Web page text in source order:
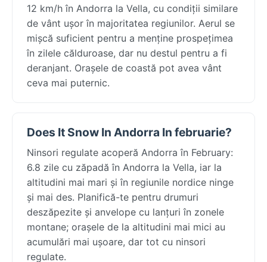
12 km/h în Andorra la Vella, cu condiții similare
de vânt ușor în majoritatea regiunilor. Aerul se
mișcă suficient pentru a menține prospețimea
în zilele călduroase, dar nu destul pentru a fi
deranjant. Orașele de coastă pot avea vânt
ceva mai puternic.
Does It Snow In Andorra In februarie?
Ninsori regulate acoperă Andorra în February:
6.8 zile cu zăpadă în Andorra la Vella, iar la
altitudini mai mari și în regiunile nordice ninge
și mai des. Planifică-te pentru drumuri
deszăpezite și anvelope cu lanțuri în zonele
montane; orașele de la altitudini mai mici au
acumulări mai ușoare, dar tot cu ninsori
regulate.